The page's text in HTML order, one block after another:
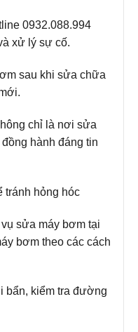
0932.088.994
xử lý sự cố.
sau khi sửa chữa
chỉ là nơi sửa
hành đáng tin
tránh hỏng hóc
sửa máy bơm tại
bơm theo các cách
bẩn, kiểm tra đường